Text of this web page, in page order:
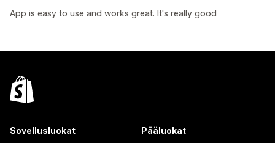
App is easy to use and works great. It's really good
Sovellusluokat Pääluokat